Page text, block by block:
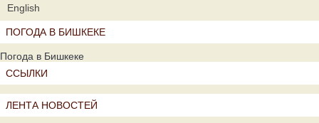
English
ПОГОДА В БИШКЕКЕ
Погода в Бишкеке
ССЫЛКИ
ЛЕНТА НОВОСТЕЙ